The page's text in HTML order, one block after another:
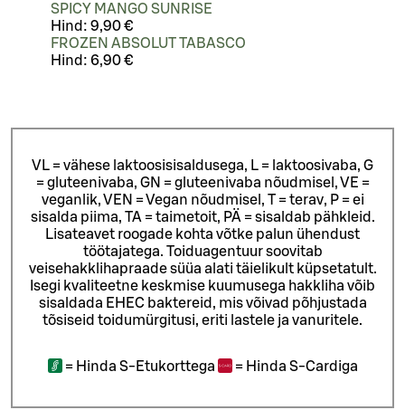
SPICY MANGO SUNRISE
Hind: 9,90 €
FROZEN ABSOLUT TABASCO
Hind: 6,90 €
VL = vähese laktoosisisaldusega, L = laktoosivaba, G
= gluteenivaba, GN = gluteenivaba nõudmisel, VE =
veganlik, VEN = Vegan nõudmisel, T = terav, P = ei
sisalda piima, TA = taimetoit, PÄ = sisaldab pähkleid.
Lisateavet roogade kohta võtke palun ühendust
töötajatega. Toiduagentuur soovitab
veisehakklihapraade süüa alati täielikult küpsetatult.
Isegi kvaliteetne keskmise kuumusega hakkliha võib
sisaldada EHEC baktereid, mis võivad põhjustada
tõsiseid toidumürgitusi, eriti lastele ja vanuritele.
= Hinda S-Etukorttega = Hinda S-Cardiga